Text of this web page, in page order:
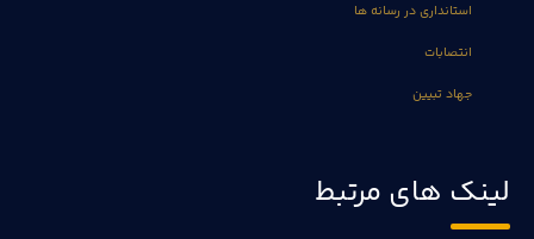
استانداری در رسانه ها
انتصابات
جهاد تبیین
لینک های مرتبط